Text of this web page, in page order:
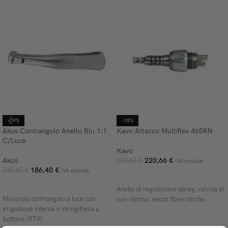
-39%
Akos Contrangolo Anello Blu 1:1
C/Luce
Akos
305,47€ 186,40 € IVA esclusa
Manipolo contrangolo a luce con
irrigazione interna e stringifresa a
bottone (RT9)
-15%
Kavo Attacco Multiflex 465RN
Kavo
259,60€ 220,66 € IVA esclusa
Anello di regolazione spray, valvola di
non ritorno, senza fibre ottiche.